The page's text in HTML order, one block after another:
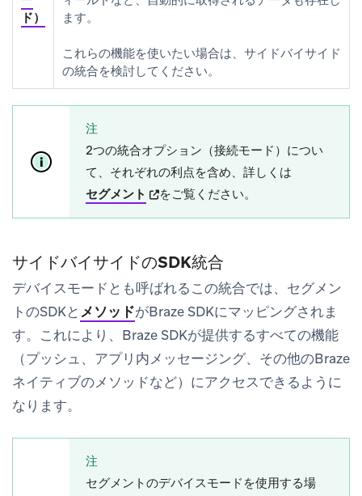
ド）
ます。
これらの機能を使いたい場合は、サイドバイサイド
の統合を検討してください。
注
2つの統合オプション（接続モード）につい
て、それぞれの利点を含め、詳しくは
セグメント (opens in new tab)
をご覧ください。
サイドバイサイドのSDK統合
デバイスモードとも呼ばれるこの統合では、セグメン
トのSDKとメソッドがBraze SDKにマッピングされま
す。これにより、Braze SDKが提供するすべての機能
（プッシュ、アプリ内メッセージング、その他のBraze
ネイティブのメソッドなど）にアクセスできるように
なります。
注
セグメントのデバイスモードを使用する場